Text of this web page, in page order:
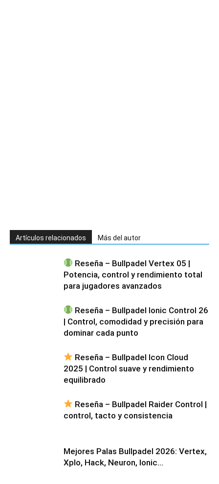
Artículos relacionados Más del autor
Reseña – Bullpadel Vertex 05 |
Potencia, control y rendimiento total
para jugadores avanzados
Reseña – Bullpadel Ionic Control 26
| Control, comodidad y precisión para
dominar cada punto
Reseña – Bullpadel Icon Cloud
2025 | Control suave y rendimiento
equilibrado
Reseña – Bullpadel Raider Control |
control, tacto y consistencia
Mejores Palas Bullpadel 2026: Vertex,
Xplo, Hack, Neuron, Ionic…